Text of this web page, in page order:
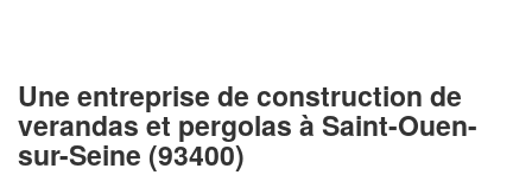
Une entreprise de construction de
verandas et pergolas à Saint-Ouen-
sur-Seine (93400)